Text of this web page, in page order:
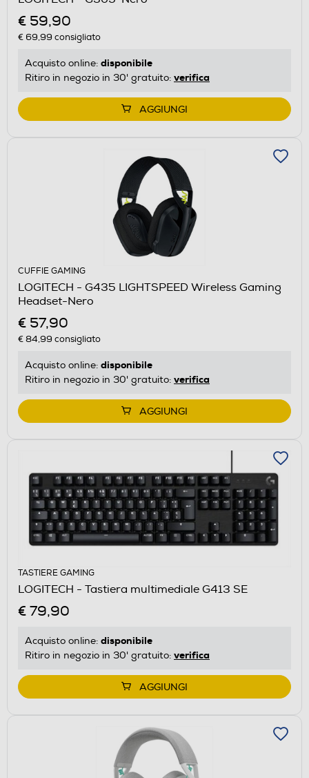
€ 59,90
€ 69,99 consigliato
Acquisto online: disponibile
Ritiro in negozio in 30' gratuito: verifica
AGGIUNGI
CUFFIE GAMING
LOGITECH - G435 LIGHTSPEED Wireless Gaming
Headset-Nero
€ 57,90
€ 84,99 consigliato
Acquisto online: disponibile
Ritiro in negozio in 30' gratuito: verifica
AGGIUNGI
TASTIERE GAMING
LOGITECH - Tastiera multimediale G413 SE
€ 79,90
Acquisto online: disponibile
Ritiro in negozio in 30' gratuito: verifica
AGGIUNGI